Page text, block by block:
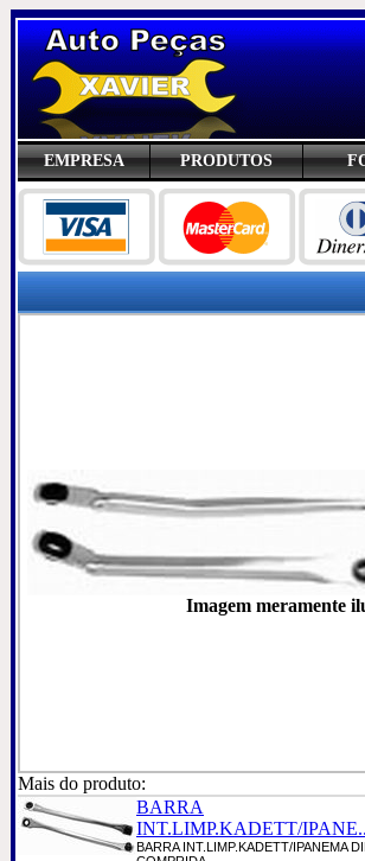
EMPRESA PRODUTOS
Imagem meramente
Mais do produto:
BARRA
INT.LIMP.KADETT/
BARRA INT.LIMP.KADETT/IPANEMA